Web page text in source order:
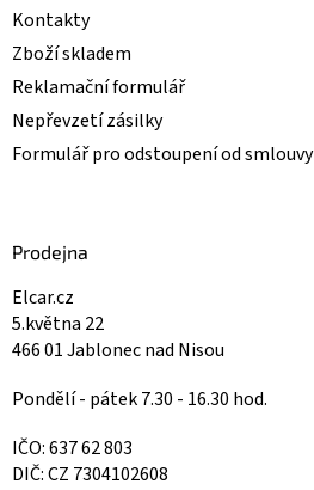
Kontakty
Zboží skladem
Reklamační formulář
Nepřevzetí zásilky
Formulář pro odstoupení od smlouvy
Prodejna
Elcar.cz
5.května 22
466 01 Jablonec nad Nisou
Pondělí - pátek 7.30 - 16.30 hod.
IČO: 637 62 803
DIČ: CZ 7304102608